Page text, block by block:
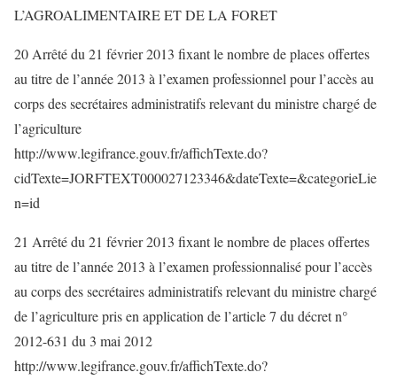
L’AGROALIMENTAIRE ET DE LA FORET
20 Arrêté du 21 février 2013 fixant le nombre de places offertes
au titre de l’année 2013 à l’examen professionnel pour l’accès au
corps des secrétaires administratifs relevant du ministre chargé de
l’agriculture
http://www.legifrance.gouv.fr/affichTexte.do?
cidTexte=JORFTEXT000027123346&dateTexte=&categorieLie
n=id
21 Arrêté du 21 février 2013 fixant le nombre de places offertes
au titre de l’année 2013 à l’examen professionnalisé pour l’accès
au corps des secrétaires administratifs relevant du ministre chargé
de l’agriculture pris en application de l’article 7 du décret n°
2012-631 du 3 mai 2012
http://www.legifrance.gouv.fr/affichTexte.do?